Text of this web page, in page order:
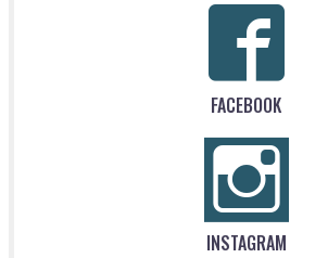
FACEBOOK
INSTAGRAM